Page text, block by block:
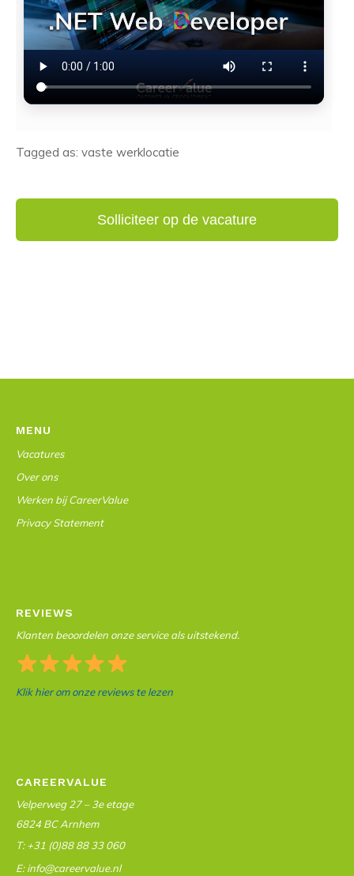
Tagged as: vaste werklocatie
MENU
Vacatures
Over ons
Werken bij CareerValue
Privacy Statement
REVIEWS
Klanten beoordelen onze service als uitstekend.
Klik hier om onze reviews te lezen
CAREERVALUE
Velperweg 27 – 3e etage
6824 BC Arnhem
T: +31 (0)88 88 33 060
E: info@careervalue.nl